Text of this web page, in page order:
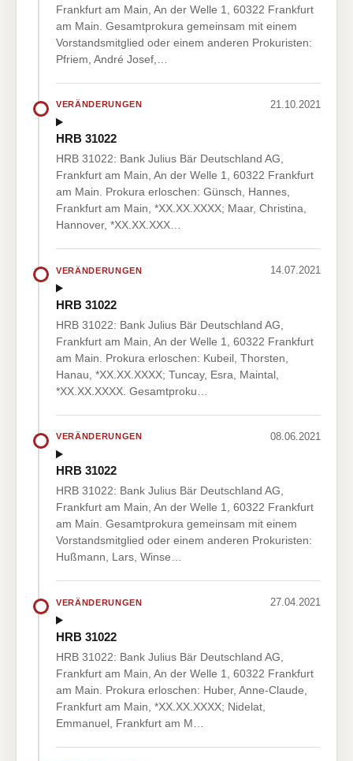
Frankfurt am Main, An der Welle 1, 60322 Frankfurt
am Main. Gesamtprokura gemeinsam mit einem
Vorstandsmitglied oder einem anderen Prokuristen:
Pfriem, André Josef,…
VERÄNDERUNGEN 21.10.2021
HRB 31022
HRB 31022: Bank Julius Bär Deutschland AG,
Frankfurt am Main, An der Welle 1, 60322 Frankfurt
am Main. Prokura erloschen: Günsch, Hannes,
Frankfurt am Main, *XX.XX.XXXX; Maar, Christina,
Hannover, *XX.XX.XXX…
VERÄNDERUNGEN 14.07.2021
HRB 31022
HRB 31022: Bank Julius Bär Deutschland AG,
Frankfurt am Main, An der Welle 1, 60322 Frankfurt
am Main. Prokura erloschen: Kubeil, Thorsten,
Hanau, *XX.XX.XXXX; Tuncay, Esra, Maintal,
*XX.XX.XXXX. Gesamtproku…
VERÄNDERUNGEN 08.06.2021
HRB 31022
HRB 31022: Bank Julius Bär Deutschland AG,
Frankfurt am Main, An der Welle 1, 60322 Frankfurt
am Main. Gesamtprokura gemeinsam mit einem
Vorstandsmitglied oder einem anderen Prokuristen:
Hußmann, Lars, Winse…
VERÄNDERUNGEN 27.04.2021
HRB 31022
HRB 31022: Bank Julius Bär Deutschland AG,
Frankfurt am Main, An der Welle 1, 60322 Frankfurt
am Main. Prokura erloschen: Huber, Anne-Claude,
Frankfurt am Main, *XX.XX.XXXX; Nidelat,
Emmanuel, Frankfurt am M…